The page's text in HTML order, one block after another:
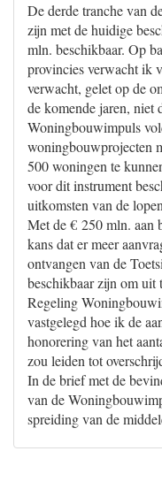
De derde tranche van
zijn met de huidige
mln. beschikbaar. Op
provincies verwacht ik
verwacht, gelet op de
de komende jaren, niet
Woningbouwimpuls
woningbouwprojecten
500 woningen te
voor dit instrument
uitkomsten van de
Met de € 250 mln. aan
kans dat er meer
ontvangen van de
beschikbaar zijn om uit
Regeling
vastgelegd hoe ik de
honorering van het
zou leiden tot
In de brief met de
van de
spreiding van de